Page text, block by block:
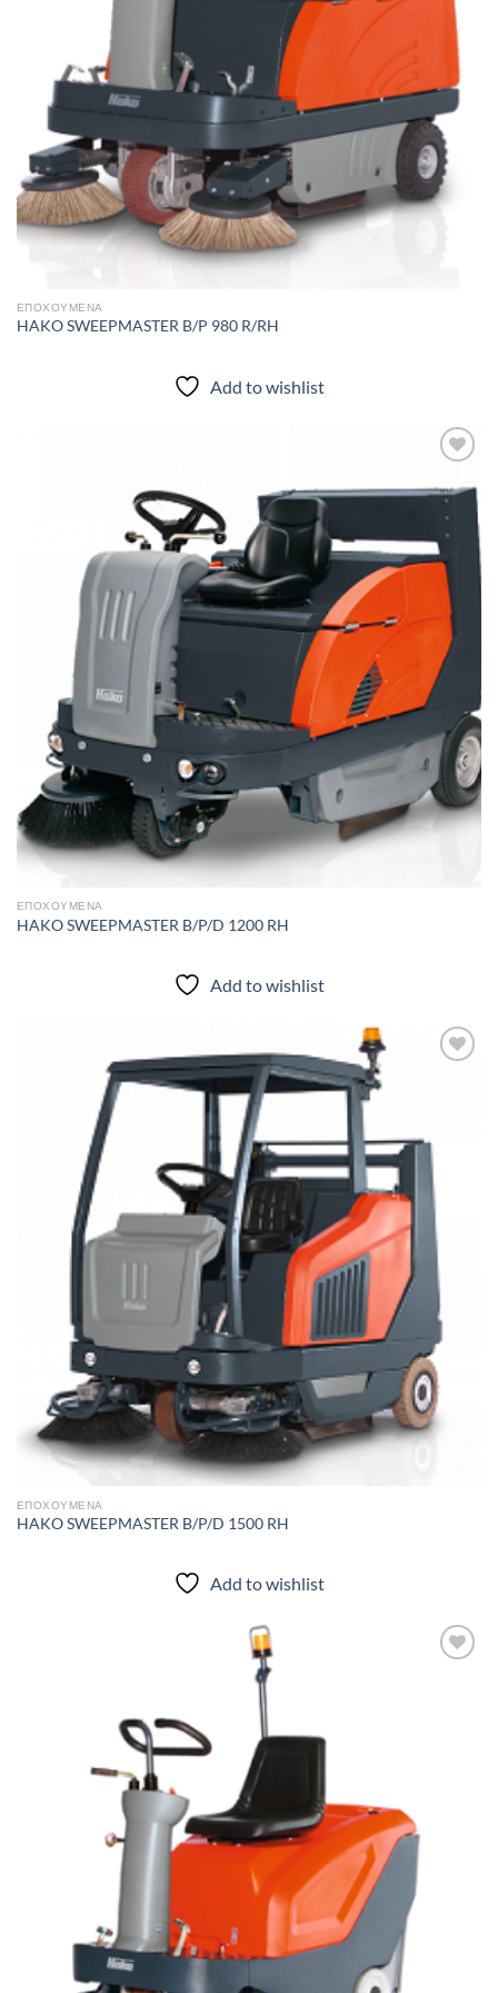
ΕΠΟΧΟΎΜΕΝΑ
HAKO SWEEPMASTER B/P 980 R/RH
Add to wishlist
Add to
wishlist
ΕΠΟΧΟΎΜΕΝΑ
HAKO SWEEPMASTER B/P/D 1200 RH
Add to wishlist
ΕΠΟΧΟΎΜΕΝΑ
HAKO SWEEPMASTER B/P/D 1500 RH
Add to wishlist